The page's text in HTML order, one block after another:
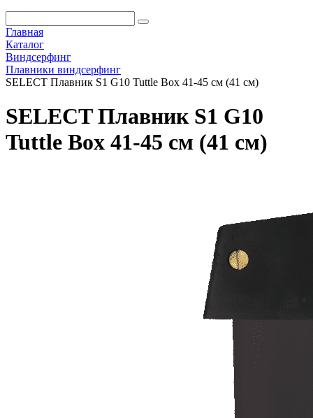
Главная
Каталог
Виндсерфинг
Плавники виндсерфинг
SELECT Плавник S1 G10 Tuttle Box 41-45 см (41 см)
SELECT Плавник S1 G10
Tuttle Box 41-45 см (41 см)